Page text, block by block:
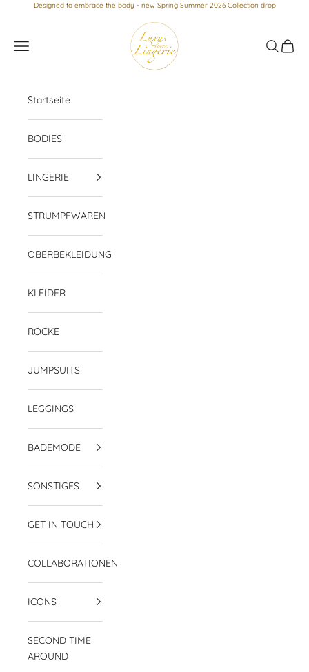
Zum Inhalt springen
Designed to embrace the body - new Spring Summer 2026 Collection drop
Luxus loves Lingerie
Menü
Suchen
Startseite
BODIES
LINGERIE
STRUMPFWAREN
OBERBEKLEIDUNG
KLEIDER
RÖCKE
JUMPSUITS
LEGGINGS
BADEMODE
SONSTIGES
GET IN TOUCH
COLLABORATIONEN
ICONS
SECOND TIME
AROUND